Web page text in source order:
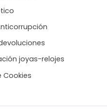
joyas-relojes
Cookies